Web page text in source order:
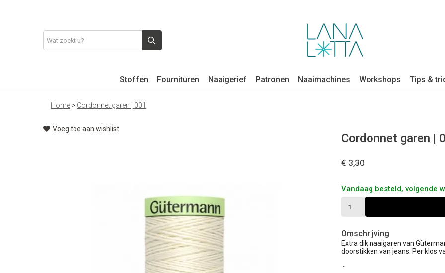
Stoffen Fournituren Naaigerief Patronen Naaimachines Workshops Tips &
Home > Cordonnet garen | 001
Voeg toe aan wishlist
Cordonnet garen |
€ 3,30
Vandaag besteld, volgende
Omschrijving
Extra dik naaigaren van
doorstikken van jeans. Per klos